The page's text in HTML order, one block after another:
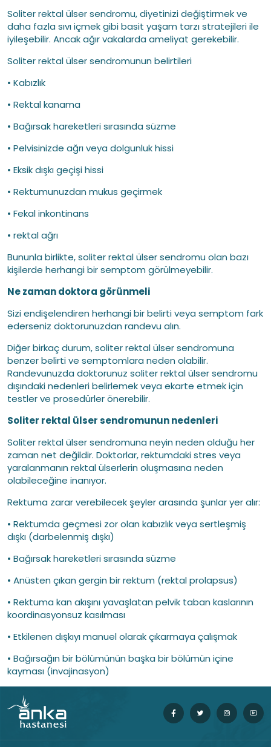
Soliter rektal ülser sendromu, diyetinizi değiştirmek ve
daha fazla sıvı içmek gibi basit yaşam tarzı stratejileri ile
iyileşebilir. Ancak ağır vakalarda ameliyat gerekebilir.
Soliter rektal ülser sendromunun belirtileri
• Kabızlık
• Rektal kanama
• Bağırsak hareketleri sırasında süzme
• Pelvisinizde ağrı veya dolgunluk hissi
• Eksik dışkı geçişi hissi
• Rektumunuzdan mukus geçirmek
• Fekal inkontinans
• rektal ağrı
Bununla birlikte, soliter rektal ülser sendromu olan bazı
kişilerde herhangi bir semptom görülmeyebilir.
Ne zaman doktora görünmeli
Sizi endişelendiren herhangi bir belirti veya semptom fark
ederseniz doktorunuzdan randevu alın.
Diğer birkaç durum, soliter rektal ülser sendromuna
benzer belirti ve semptomlara neden olabilir.
Randevunuzda doktorunuz soliter rektal ülser sendromu
dışındaki nedenleri belirlemek veya ekarte etmek için
testler ve prosedürler önerebilir.
Soliter rektal ülser sendromunun nedenleri
Soliter rektal ülser sendromuna neyin neden olduğu her
zaman net değildir. Doktorlar, rektumdaki stres veya
yaralanmanın rektal ülserlerin oluşmasına neden
olabileceğine inanıyor.
Rektuma zarar verebilecek şeyler arasında şunlar yer alır:
• Rektumda geçmesi zor olan kabızlık veya sertleşmiş
dışkı (darbelenmiş dışkı)
• Bağırsak hareketleri sırasında süzme
• Anüsten çıkan gergin bir rektum (rektal prolapsus)
• Rektuma kan akışını yavaşlatan pelvik taban kaslarının
koordinasyonsuz kasılması
• Etkilenen dışkıyı manuel olarak çıkarmaya çalışmak
• Bağırsağın bir bölümünün başka bir bölümün içine
kayması (invajinasyon)